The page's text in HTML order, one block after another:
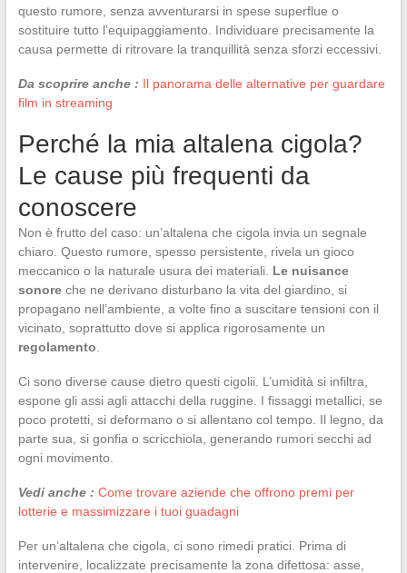
questo rumore, senza avventurarsi in spese superflue o
sostituire tutto l’equipaggiamento. Individuare precisamente la
causa permette di ritrovare la tranquillità senza sforzi eccessivi.
Da scoprire anche : Il panorama delle alternative per guardare
film in streaming
Perché la mia altalena cigola?
Le cause più frequenti da
conoscere
Non è frutto del caso: un’altalena che cigola invia un segnale
chiaro. Questo rumore, spesso persistente, rivela un gioco
meccanico o la naturale usura dei materiali. Le nuisance
sonoreche ne derivano disturbano la vita del giardino, si
propagano nell’ambiente, a volte fino a suscitare tensioni con il
vicinato, soprattutto dove si applica rigorosamente un
regolamento
Ci sono diverse cause dietro questi cigolii. L’umidità si infiltra,
espone gli assi agli attacchi della ruggine. I fissaggi metallici, se
poco protetti, si deformano o si allentano col tempo. Il legno, da
parte sua, si gonfia o scricchiola, generando rumori secchi ad
ogni movimento.
Vedi anche : Come trovare aziende che offrono premi per
lotterie e massimizzare i tuoi guadagni
Per un’altalena che cigola, ci sono rimedi pratici. Prima di
intervenire, localizzate precisamente la zona difettosa: asse,